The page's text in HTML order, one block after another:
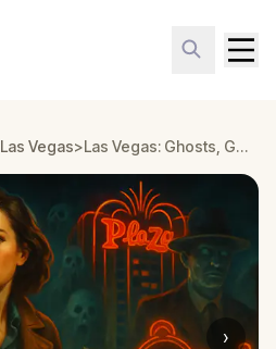
Las Vegas> Las Vegas: Ghosts, Guns & Glitter
›